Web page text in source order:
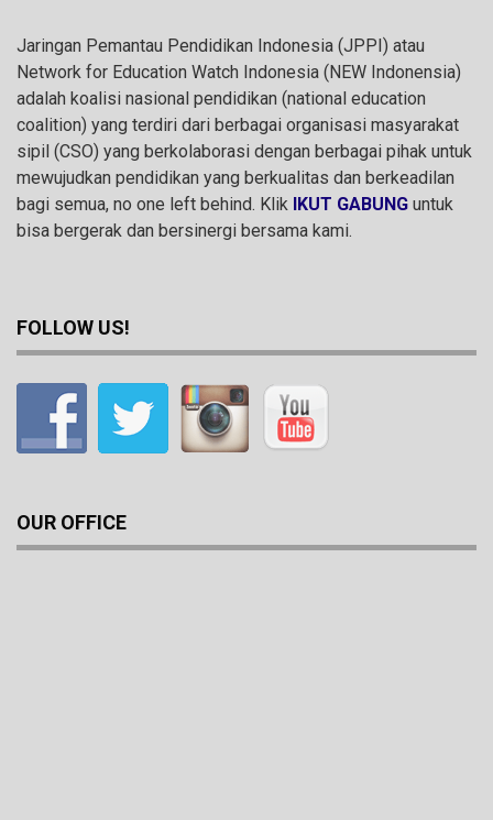
Jaringan Pemantau Pendidikan Indonesia (JPPI) atau
Network for Education Watch Indonesia (NEW Indonensia)
adalah koalisi nasional pendidikan (national education
coalition) yang terdiri dari berbagai organisasi masyarakat
sipil (CSO) yang berkolaborasi dengan berbagai pihak untuk
mewujudkan pendidikan yang berkualitas dan berkeadilan
bagi semua, no one left behind. Klik IKUT GABUNG untuk
bisa bergerak dan bersinergi bersama kami.
FOLLOW US!
OUR OFFICE